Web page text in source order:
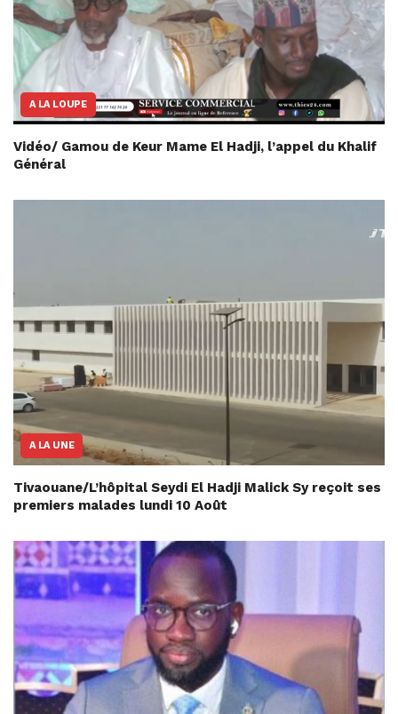
A LA LOUPE
Vidéo/ Gamou de Keur Mame El Hadji, l’appel du Khalif
Général
A LA UNE
Tivaouane/L’hôpital Seydi El Hadji Malick Sy reçoit ses
premiers malades lundi 10 Août